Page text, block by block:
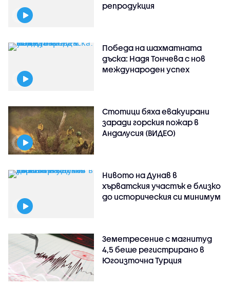
репродукция
Победа на шахматната
дъска: Надя Тончева с нов
международен успех
Стотици бяха евакуирани
заради горския пожар в
Андалусия (ВИДЕО)
Нивото на Дунав в
хърватския участък е близко
до историческия си минимум
Земетресение с магнитуд
4,5 беше регистрирано в
Югоизточна Турция